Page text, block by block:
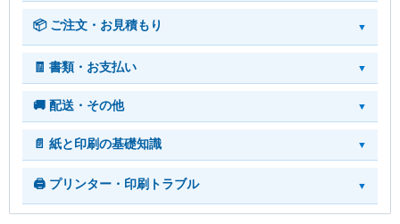
📦 ご注文・お見積もり
🧾 書類・お支払い
🚚 配送・その他
📄 紙と印刷の基礎知識
🖨️ プリンター・印刷トラブル